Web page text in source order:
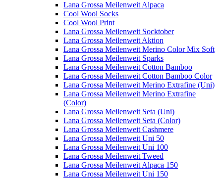
Lana Grossa Meilenweit Alpaca
Cool Wool Socks
Cool Wool Print
Lana Grossa Meilenweit Socktober
Lana Grossa Meilenweit Aktion
Lana Grossa Meilenweit Merino Color Mix Soft
Lana Grossa Meilenweit Sparks
Lana Grossa Meilenweit Cotton Bamboo
Lana Grossa Meilenweit Cotton Bamboo Color
Lana Grossa Meilenweit Merino Extrafine (Uni)
Lana Grossa Meilenweit Merino Extrafine
(Color)
Lana Grossa Meilenweit Seta (Uni)
Lana Grossa Meilenweit Seta (Color)
Lana Grossa Meilenweit Cashmere
Lana Grossa Meilenweit Uni 50
Lana Grossa Meilenweit Uni 100
Lana Grossa Meilenweit Tweed
Lana Grossa Meilenweit Alpaca 150
Lana Grossa Meilenweit Uni 150